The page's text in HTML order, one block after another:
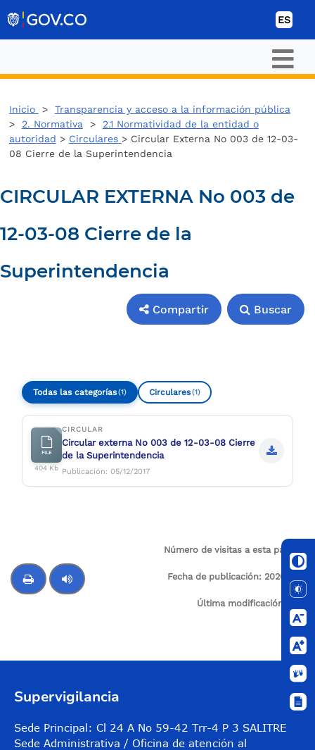
ES
Inicio > Transparencia y acceso a la información pública
> 2. Normativa > 2.1 Normatividad de la entidad o
autoridad > Circulares > Circular Externa No 003 de 12-03-
08 Cierre de la Superintendencia
CIRCULAR EXTERNA No 003 de
12-03-08 Cierre de la
Superintendencia
Compartir Buscar
Todas las categorías(1) Circulares(1)
FILE
404 Kb
CIRCULAR
Circular externa No 003 de 12-03-08 Cierre
de la Superintendencia
Publicación: 05/12/2017
Número de visitas a esta página:
38
Fecha de publicación: 2026-01-
03
Última modificación:
Supervigilancia
Sede Principal: Cl 24 A No 59-42 Trr-4 P 3 SALITRE
Sede Administrativa / Oficina de atención al